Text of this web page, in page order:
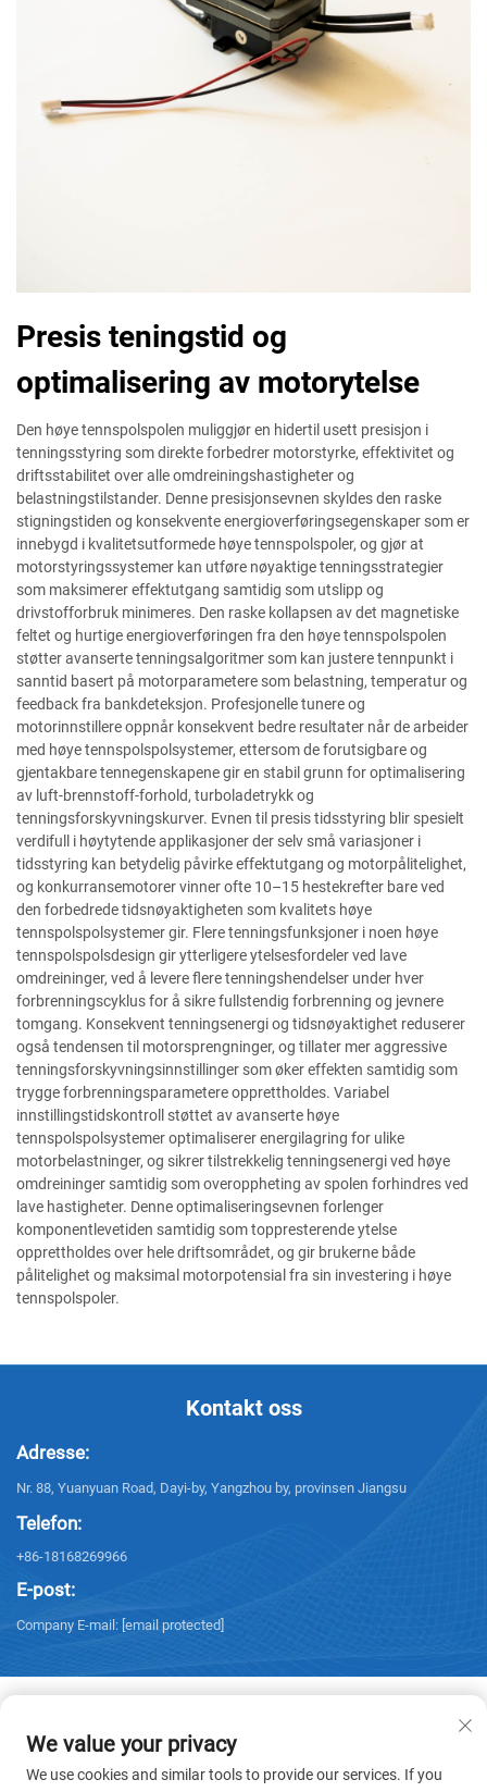
Presis teningstid og
optimalisering av motorytelse
Den høye tennspolspolen muliggjør en hidertil usett presisjon i
tenningsstyring som direkte forbedrer motorstyrke, effektivitet og
driftsstabilitet over alle omdreiningshastigheter og
belastningstilstander. Denne presisjonsevnen skyldes den raske
stigningstiden og konsekvente energioverføringsegenskaper som er
innebygd i kvalitetsutformede høye tennspolspoler, og gjør at
motorstyringssystemer kan utføre nøyaktige tenningsstrategier
som maksimerer effektutgang samtidig som utslipp og
drivstofforbruk minimeres. Den raske kollapsen av det magnetiske
feltet og hurtige energioverføringen fra den høye tennspolspolen
støtter avanserte tenningsalgoritmer som kan justere tennpunkt i
sanntid basert på motorparametere som belastning, temperatur og
feedback fra bankdeteksjon. Profesjonelle tunere og
motorinnstillere oppnår konsekvent bedre resultater når de arbeider
med høye tennspolspolsystemer, ettersom de forutsigbare og
gjentakbare tennegenskapene gir en stabil grunn for optimalisering
av luft-brennstoff-forhold, turboladetrykk og
tenningsforskyvningskurver. Evnen til presis tidsstyring blir spesielt
verdifull i høytytende applikasjoner der selv små variasjoner i
tidsstyring kan betydelig påvirke effektutgang og motorpålitelighet,
og konkurransemotorer vinner ofte 10–15 hestekrefter bare ved
den forbedrede tidsnøyaktigheten som kvalitets høye
tennspolspolsystemer gir. Flere tenningsfunksjoner i noen høye
tennspolspolsdesign gir ytterligere ytelsesfordeler ved lave
omdreininger, ved å levere flere tenningshendelser under hver
forbrenningscyklus for å sikre fullstendig forbrenning og jevnere
tomgang. Konsekvent tenningsenergi og tidsnøyaktighet reduserer
også tendensen til motorsprengninger, og tillater mer aggressive
tenningsforskyvningsinnstillinger som øker effekten samtidig som
trygge forbrenningsparametere opprettholdes. Variabel
innstillingstidskontroll støttet av avanserte høye
tennspolspolsystemer optimaliserer energilagring for ulike
motorbelastninger, og sikrer tilstrekkelig tenningsenergi ved høye
omdreininger samtidig som overoppheting av spolen forhindres ved
lave hastigheter. Denne optimaliseringsevnen forlenger
komponentlevetiden samtidig som toppresterende ytelse
opprettholdes over hele driftsområdet, og gir brukerne både
pålitelighet og maksimal motorpotensial fra sin investering i høye
tennspolspoler.
Kontakt oss
Adresse:
Nr. 88, Yuanyuan Road, Dayi-by, Yangzhou by, provinsen Jiangsu
Telefon:
+86-18168269966
E-post:
Company E-mail: [email protected]
Copyright © 2025 Yangzhou Sanxing Technology CO.,LTD. Alle rettigheter
We value your privacy
We use cookies and similar tools to provide our services. If you